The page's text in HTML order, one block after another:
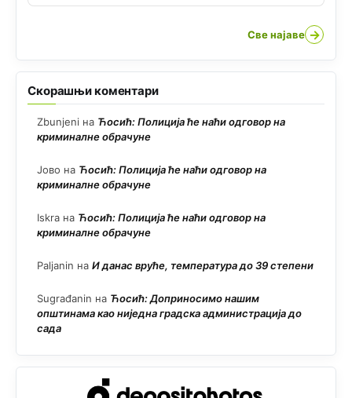
Све најаве →
Скорашњи коментари
Zbunjeni на Ћосић: Полиција ће наћи одговор на
криминалне обрачуне
Јово на Ћосић: Полиција ће наћи одговор на
криминалне обрачуне
Iskra на Ћосић: Полиција ће наћи одговор на
криминалне обрачуне
Paljanin на И данас вруће, температура до 39 степени
Sugrađanin на Ћосић: Доприносимо нашим
општинама као ниједна градска администрација до
сада